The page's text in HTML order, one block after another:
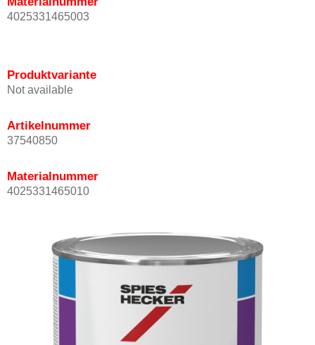
4025331465003
Produktvariante
Not available
Artikelnummer
37540850
Materialnummer
4025331465010